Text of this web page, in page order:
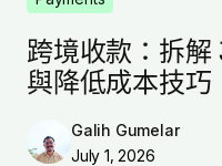
跨境收款：拆
與降低成本技巧
Galih Gumelar
July 1, 2026